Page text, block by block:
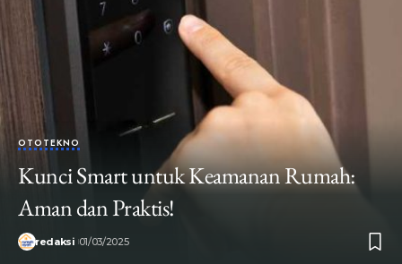
OTOTEKNO
Kunci Smart untuk Keamanan Rumah:
Aman dan Praktis!
redaksi 01/03/2025